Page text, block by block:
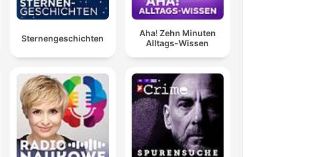
Sternengeschichten
Aha! Zehn Minuten
Alltags-Wissen